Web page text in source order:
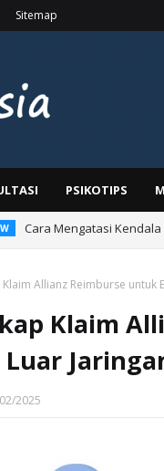
Sitemap
PSIKOTIPS
Penggunaan Salep
Allianz Reimburse untuk
Klaim
2025